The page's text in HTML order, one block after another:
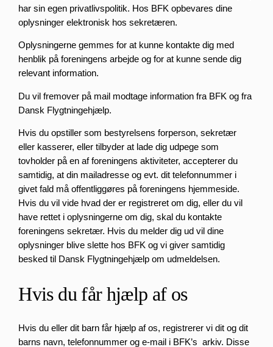
har sin egen privatlivspolitik. Hos BFK opbevares dine
oplysninger elektronisk hos sekretæren.
Oplysningerne gemmes for at kunne kontakte dig med
henblik på foreningens arbejde og for at kunne sende dig
relevant information.
Du vil fremover på mail modtage information fra BFK og fra
Dansk Flygtningehjælp.
Hvis du opstiller som bestyrelsens forperson, sekretær
eller kasserer, eller tilbyder at lade dig udpege som
tovholder på en af foreningens aktiviteter, accepterer du
samtidig, at din mailadresse og evt. dit telefonnummer i
givet fald må offentliggøres på foreningens hjemmeside.
Hvis du vil vide hvad der er registreret om dig, eller du vil
have rettet i oplysningerne om dig, skal du kontakte
foreningens sekretær. Hvis du melder dig ud vil dine
oplysninger blive slette hos BFK og vi giver samtidig
besked til Dansk Flygtningehjælp om udmeldelsen.
Hvis du får hjælp af os
Hvis du eller dit barn får hjælp af os, registrerer vi dit og dit
barns navn, telefonnummer og e-mail i BFK’s arkiv. Disse